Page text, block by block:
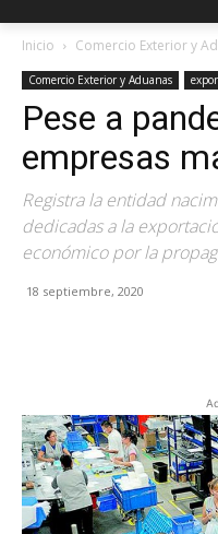
Inicio Comercio Exterior y
Comercio Exterior y Aduanas
Pese a
empresas
Registra la entidad
dedicadas a la
económico por la
18 septiembre, 2020